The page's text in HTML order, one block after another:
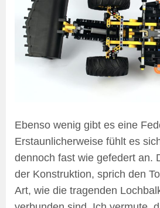
Ebenso wenig gibt es eine
Erstaunlicherweise fühlt es
dennoch fast wie gefedert an.
der Konstruktion, sprich den
Art, wie die tragenden